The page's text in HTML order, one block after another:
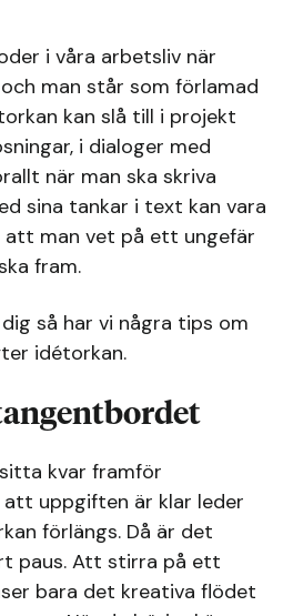
i våra arbetsliv när
man står som förlamad
kan slå till i projekt
i dialoger med
när man ska skriva
sina tankar i text kan vara
man vet på ett ungefär
fram.
så har vi några tips om
idétorkan.
kvar framför
uppgiften är klar leder
förlängs. Då är det
paus. Att stirra på ett
bara det kreativa flödet